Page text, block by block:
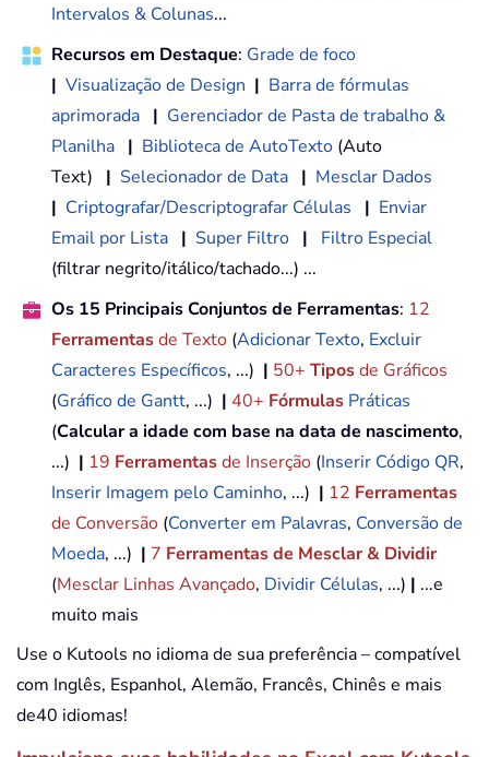
Intervalos & Colunas...
Recursos em Destaque: Grade de foco
| Visualização de Design | Barra de fórmulas
aprimorada | Gerenciador de Pasta de trabalho &
Planilha | Biblioteca de AutoTexto (Auto
Text) | Selecionador de Data | Mesclar Dados
| Criptografar/Descriptografar Células | Enviar
Email por Lista | Super Filtro |
Filtro Especial
(filtrar negrito/itálico/tachado...) ...
Os 15 Principais Conjuntos de Ferramentas: 12
Ferramentasde Texto (Adicionar Texto, Excluir
Caracteres Específicos, ...) | 50+ Tiposde Gráficos
(Gráfico de Gantt, ...) | 40+ Fórmulas Práticas
(Calcular a idade com base na data de nascimento,
...) | 19 Ferramentasde Inserção (Inserir Código QR,
Inserir Imagem pelo Caminho, ...) | 12 Ferramentas
de Conversão (Converter em Palavras, Conversão de
Moeda, ...) | 7 Ferramentas de Mesclar & Dividir
(Mesclar Linhas Avançado, Dividir Células, ...) | ...e
muito mais
Use o Kutools no idioma de sua preferência – compatível
com Inglês, Espanhol, Alemão, Francês, Chinês e mais
de40 idiomas!